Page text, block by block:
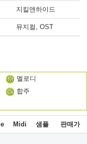
지킬앤하이드
뮤지컬, OST
멜로디
합주
Midi 샘플 판매가